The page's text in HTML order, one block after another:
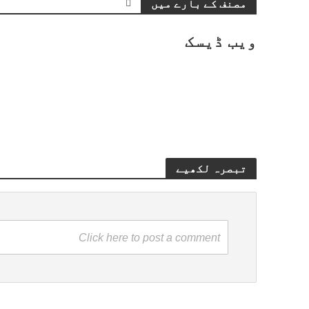
مصنف کے بارے میں
ویب ڈیسک
تبصرہ لکھیے
Click here to post a comment